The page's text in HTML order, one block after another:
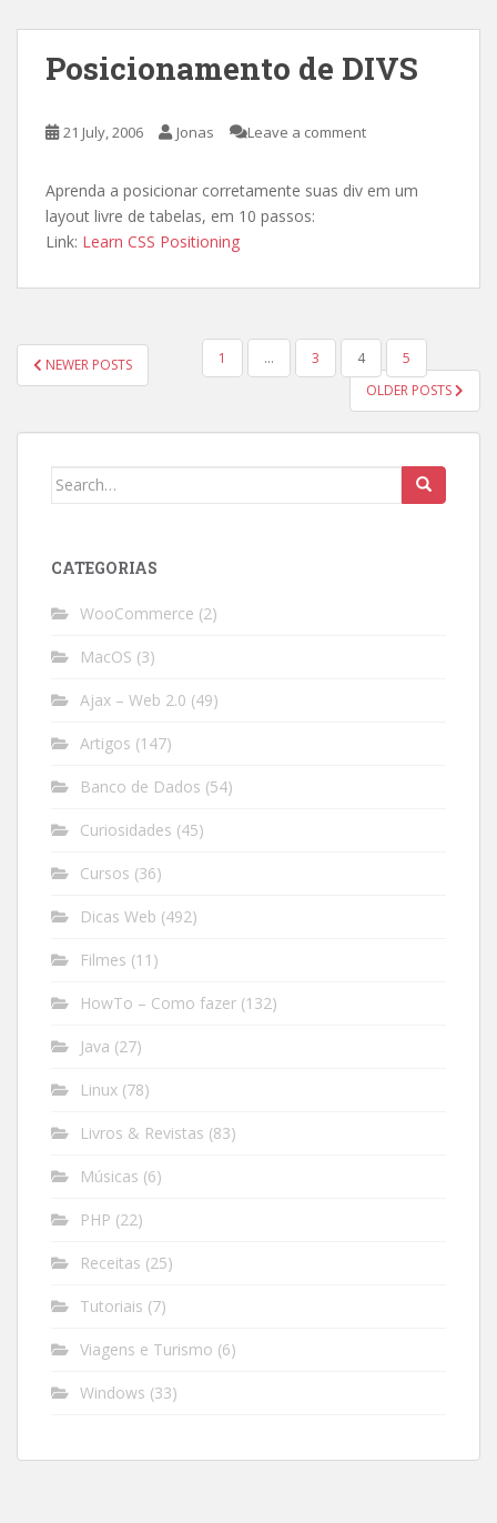
Posicionamento de DIVS
21 July, 2006 Jonas Leave a comment
Aprenda a posicionar corretamente suas div em um
layout livre de tabelas, em 10 passos:
Link: Learn CSS Positioning
POSTS
PAGINATION
NEWER POSTS 1 … 3 4
5
OLDER POSTS
Search
CATEGORIAS
WooCommerce (2)
MacOS (3)
Ajax – Web 2.0 (49)
Artigos (147)
Banco de Dados (54)
Curiosidades (45)
Cursos (36)
Dicas Web (492)
Filmes (11)
HowTo – Como fazer (132)
Java (27)
Linux (78)
Livros & Revistas (83)
Músicas (6)
PHP (22)
Receitas (25)
Tutoriais (7)
Viagens e Turismo (6)
Windows (33)